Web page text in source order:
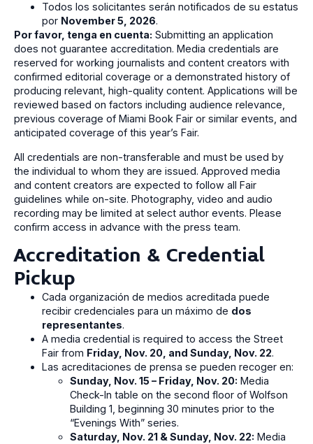
Todos los solicitantes serán notificados de su estatus
por November 5, 2026.
Por favor, tenga en cuenta: Submitting an application
does not guarantee accreditation. Media credentials are
reserved for working journalists and content creators with
confirmed editorial coverage or a demonstrated history of
producing relevant, high-quality content. Applications will be
reviewed based on factors including audience relevance,
previous coverage of Miami Book Fair or similar events, and
anticipated coverage of this year’s Fair.
All credentials are non-transferable and must be used by
the individual to whom they are issued. Approved media
and content creators are expected to follow all Fair
guidelines while on-site. Photography, video and audio
recording may be limited at select author events. Please
confirm access in advance with the press team.
Accreditation & Credential
Pickup
Cada organización de medios acreditada puede
recibir credenciales para un máximo de dos
representantes.
A media credential is required to access the Street
Fair from Friday, Nov. 20, and Sunday, Nov. 22.
Las acreditaciones de prensa se pueden recoger en:
Sunday, Nov. 15 – Friday, Nov. 20: Media
Check-In table on the second floor of Wolfson
Building 1, beginning 30 minutes prior to the
“Evenings With” series.
Saturday, Nov. 21 & Sunday, Nov. 22: Media